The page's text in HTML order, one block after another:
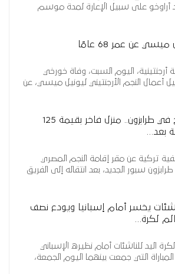
أراوخو على سبيل الإعارة لمدة موسم
عن عمر 68 عامًا
أرجنتينية، اليوم السبت، وفاة خورخي
أعمال النجم الأرجنتيني ليونيل ميسي، عن
قصر محمد صلاح في طرابزون.. منزل فاخر بقيمة 125
بعد…
تركية عن مقر إقامة النجم المصري
سبور الجديد، بعد انتقاله إلى الفريق
يخسر أمام إسبانيا ويودع نصف
لكرة…
اليد للناشئات أمام نظيره الإسباني
27-26، في المباراة التي جمعت بينهما اليوم الجمعة،